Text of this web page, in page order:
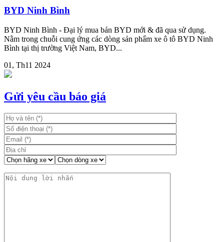
BYD Ninh Bình
BYD Ninh Bình - Đại lý mua bán BYD mới & đã qua sử dụng.
Nằm trong chuỗi cung ứng các dòng sản phẩm xe ô tô BYD Ninh
Bình tại thị trường Việt Nam, BYD...
01, Th11 2024
Gửi yêu cầu báo giá